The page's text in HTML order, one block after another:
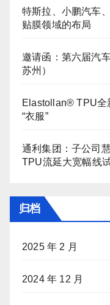
特斯拉、小鹏汽车
贴膜领域的布局
邀请函：第六届汽
苏州）
Elastollan® TPU全
“衣服”
通利集团：子公司
TPU流延大宽幅线
归档
2025 年 2 月
2024 年 12 月